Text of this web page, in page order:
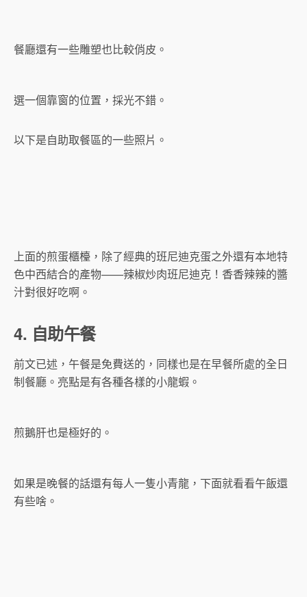
餐廳還有一些雕塑也比較俏皮。
選一個靠窗的位置，採光不錯。
以下是自助取餐區的一些照片。
上面的煎蛋櫃檯，除了經典的班尼迪克蛋之外還有本地特
色中西結合的產物——辣椒炒肉班尼迪克！香香辣辣的醬
汁對很好吃啊。
4. 自助午餐
前文已述，午餐是免費送的，同樣也是在早餐所處的全日
制餐廳。亮點是有各種各樣的小龍蝦。
煎鵝肝也是極好的。
如果是晚餐的話還有每人一隻小青龍，下面就看看午飯還
有些啥。